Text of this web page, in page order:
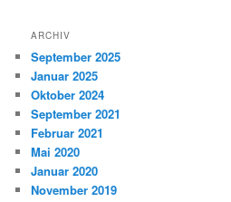
ARCHIV
September 2025
Januar 2025
Oktober 2024
September 2021
Februar 2021
Mai 2020
Januar 2020
November 2019